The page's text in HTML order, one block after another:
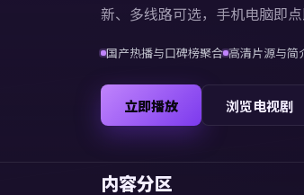
新、多线路可选，手机电脑即
国产热播与口碑榜聚合 高清片源与简
立即播放 浏览电视剧
内容分区